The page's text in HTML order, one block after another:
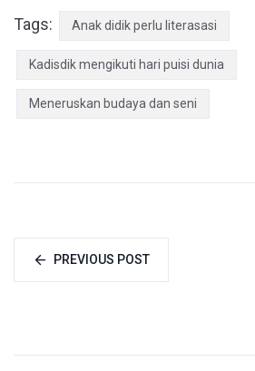
Tags: Anak didik perlu literasasi
Kadisdik mengikuti hari puisi dunia
Meneruskan budaya dan seni
PREVIOUS POST